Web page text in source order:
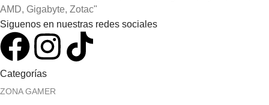
AMD, Gigabyte, Zotac"
Siguenos en nuestras redes sociales
Categorías
ZONA GAMER